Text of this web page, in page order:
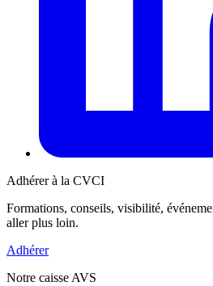
Adhérer à la CVCI
Formations, conseils, visibilité,
aller plus loin.
Adhérer
Notre caisse AVS